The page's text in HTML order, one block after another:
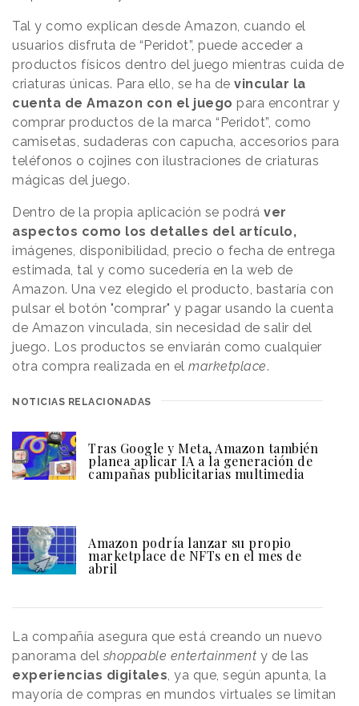
Tal y como explican desde Amazon, cuando el
usuarios disfruta de “Peridot”, puede acceder a
productos físicos dentro del juego mientras cuida de
criaturas únicas. Para ello, se ha de vincular la
cuenta de Amazon con el juego para encontrar y
comprar productos de la marca “Peridot”, como
camisetas, sudaderas con capucha, accesorios para
teléfonos o cojines con ilustraciones de criaturas
mágicas del juego.
Dentro de la propia aplicación se podrá ver
aspectos como los detalles del artículo,
imágenes, disponibilidad, precio o fecha de entrega
estimada, tal y como sucedería en la web de
Amazon. Una vez elegido el producto, bastaría con
pulsar el botón "comprar" y pagar usando la cuenta
de Amazon vinculada, sin necesidad de salir del
juego. Los productos se enviarán como cualquier
otra compra realizada en el marketplace.
NOTICIAS RELACIONADAS
Tras Google y Meta, Amazon también
planea aplicar IA a la generación de
campañas publicitarias multimedia
Amazon podría lanzar su propio
marketplace de NFTs en el mes de
abril
La compañía asegura que está creando un nuevo
panorama del shoppable entertainment y de las
experiencias digitales, ya que, según apunta, la
mayoría de compras en mundos virtuales se limitan